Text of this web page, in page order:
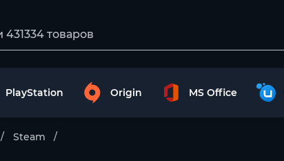
PlayStation Origin MS Office
Steam